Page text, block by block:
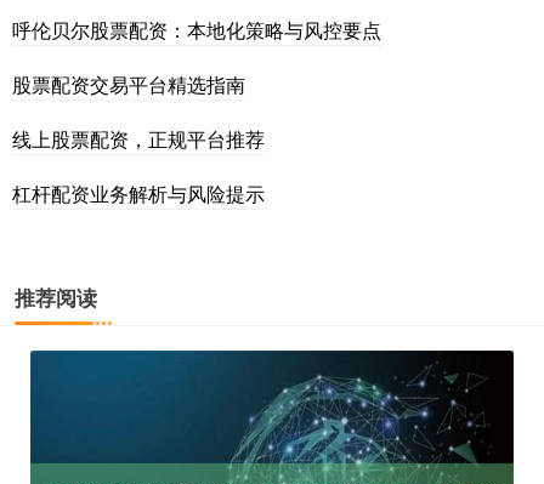
呼伦贝尔股票配资：本地化策略与风控要点
股票配资交易平台精选指南
线上股票配资，正规平台推荐
杠杆配资业务解析与风险提示
推荐阅读